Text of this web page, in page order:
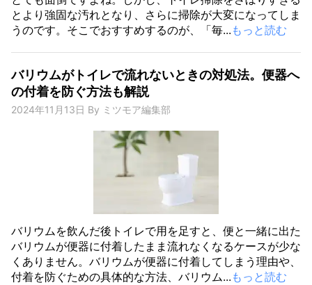
とより強固な汚れとなり、さらに掃除が大変になってしま
うのです。そこでおすすめするのが、「毎... もっと読む
バリウムがトイレで流れないときの対処法。便器へ
の付着を防ぐ方法も解説
2024年11月13日 By ミツモア編集部
バリウムを飲んだ後トイレで用を足すと、便と一緒に出た
バリウムが便器に付着したまま流れなくなるケースが少な
くありません。バリウムが便器に付着してしまう理由や、
付着を防ぐための具体的な方法、バリウム... もっと読む